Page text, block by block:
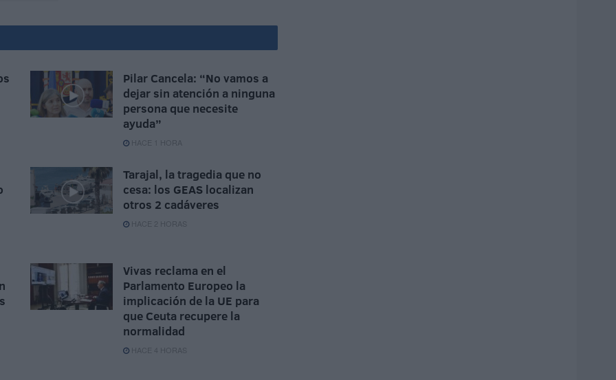
Pilar Cancela: “No vamos a
dejar sin atención a ninguna
persona que necesite
ayuda”
HACE 1 HORA
Tarajal, la tragedia que no
cesa: los GEAS localizan
otros 2 cadáveres
HACE 2 HORAS
Vivas reclama en el
Parlamento Europeo la
implicación de la UE para
que Ceuta recupere la
normalidad
HACE 4 HORAS